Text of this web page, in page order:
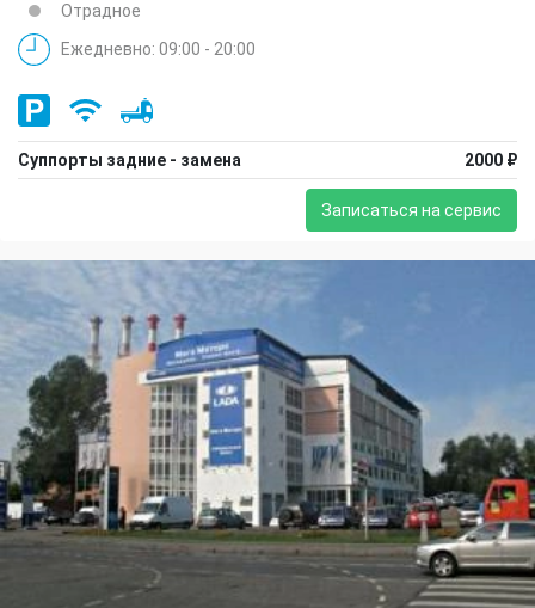
Отрадное
Ежедневно: 09:00 - 20:00
Суппорты задние - замена 2000 ₽
Записаться на сервис